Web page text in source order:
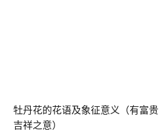
牡丹花的花语及象征意义（有富贵
吉祥之意）